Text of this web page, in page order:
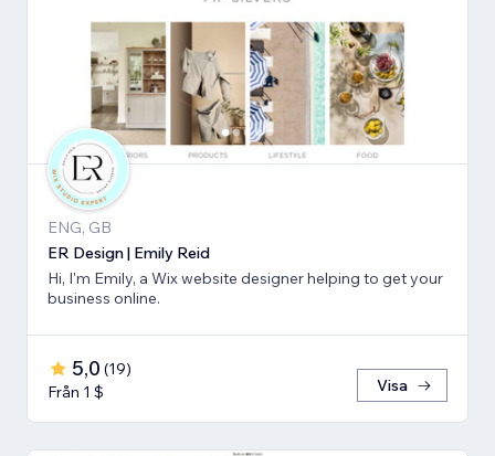
ENG, GB
ER Design | Emily Reid
Hi, I'm Emily, a Wix website designer helping to get your
business online.
5,0 (19)
Från 1 $
Visa